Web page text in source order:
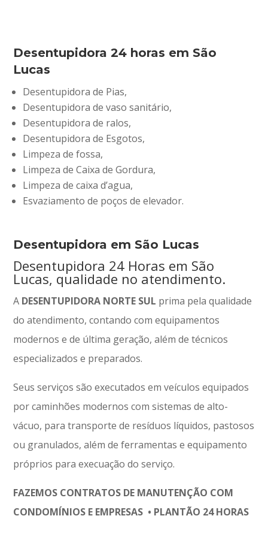
Desentupidora 24 horas em São
Lucas
Desentupidora de Pias,
Desentupidora de vaso sanitário,
Desentupidora de ralos,
Desentupidora de Esgotos,
Limpeza de fossa,
Limpeza de Caixa de Gordura,
Limpeza de caixa d’agua,
Esvaziamento de poços de elevador.
Desentupidora em São Lucas
Desentupidora 24 Horas em São
Lucas, qualidade no atendimento.
A DESENTUPIDORA NORTE SUL prima pela qualidade
do atendimento, contando com equipamentos
modernos e de última geração, além de técnicos
especializados e preparados.
Seus serviços são executados em veículos equipados
por caminhões modernos com sistemas de alto-
vácuo, para transporte de resíduos líquidos, pastosos
ou granulados, além de ferramentas e equipamento
próprios para execuação do serviço.
FAZEMOS CONTRATOS DE MANUTENÇÃO COM
CONDOMÍNIOS E EMPRESAS • PLANTÃO 24 HORAS